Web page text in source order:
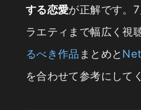
する恋愛が正解です。
ラエティまで幅広く視
るべき作品 まとめと
を合わせて参考にして